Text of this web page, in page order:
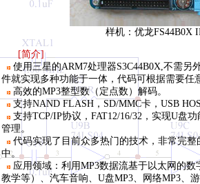
样机：优龙FS44B0X
[简介]
使用三星的ARM7处理器S3C44B0X,不需另
件就实现多种功能于一体，代码可根据需要任
高效的MP3整型数（定点数）解码。
支持NAND FLASH，SD/MMC卡，USB
支持TCP/IP协议，FAT12/16/32，实现U盘
管理。
代码实现了目前众多热门的技术，非常完
中。
应用领域：利用MP3数据流基于以太网的
教学等）、汽车音响、U盘MP3、网络MP3、